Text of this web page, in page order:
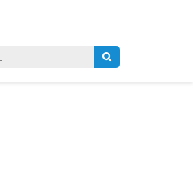
Rechercher :